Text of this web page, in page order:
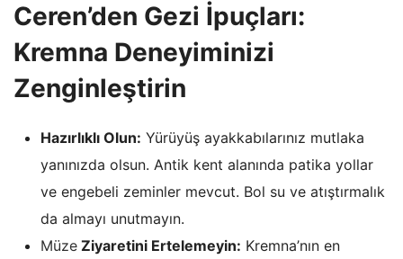
Ceren’den Gezi İpuçları:
Kremna Deneyiminizi
Zenginleştirin
Hazırlıklı Olun: Yürüyüş ayakkabılarınız mutlaka
yanınızda olsun. Antik kent alanında patika yollar
ve engebeli zeminler mevcut. Bol su ve atıştırmalık
da almayı unutmayın.
Müze Ziyaretini Ertelemeyin: Kremna’nın en